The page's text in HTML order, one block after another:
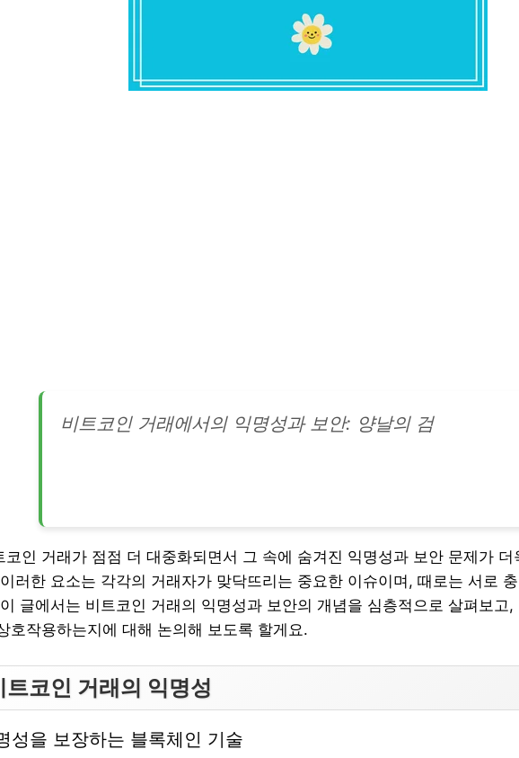
비트코인 거래에서의 익명성과 보안: 양날의 검
코인 거래가 점점 더 대중화되면서 그 속에 숨겨진 익명성과 보안 문제가 더
러한 요소는 각각의 거래자가 맞닥뜨리는 중요한 이슈이며, 때로는 서로
글에서는 비트코인 거래의 익명성과 보안의 개념을 심층적으로 살펴보고,
호작용하는지에 대해 논의해 보도록 할게요.
트코인 거래의 익명성
성을 보장하는 블록체인 기술